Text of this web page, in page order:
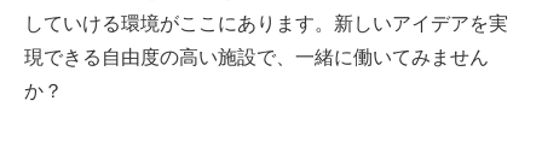
していける環境がここにあります。新しいアイデアを実
現できる自由度の高い施設で、一緒に働いてみません
か？